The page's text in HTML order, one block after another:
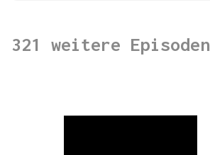
321 weitere Episoden